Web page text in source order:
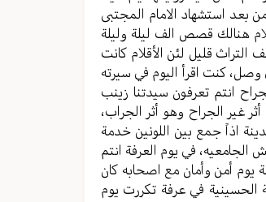
بعد استشهاد الامام المجتبى
هنالك قصص الف ليلة وليلة
قليل لئن الأقلام كانت
وصل، كنت اقرأ اليوم في سيرته
انتم تعرفون سيدتنا زينب
غير الجراح وهو أثر الجراب،
اذاً جمع بين اللونين خدمة
في يوم العرفة انتم
يوم أمن وأمان مع اصحابه كان
الحسينية في عرفة تكررت يوم